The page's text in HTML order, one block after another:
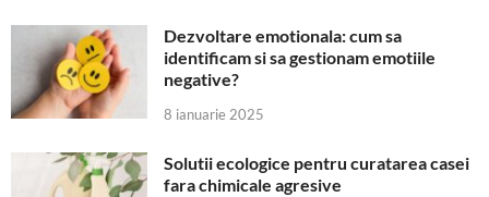
Dezvoltare emotionala: cum sa
identificam si sa gestionam emotiile
negative?
8 ianuarie 2025
Solutii ecologice pentru curatarea casei
fara chimicale agresive